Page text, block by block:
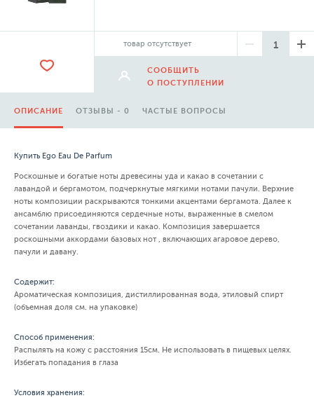
товар отсутствует
СООБЩИТЬ
О ПОСТУПЛЕНИИ
ОПИСАНИЕ ОТЗЫВЫ - 0 ЧАСТЫЕ ВОПРОСЫ
Купить Ego Eau De Parfum
Роскошные и богатые ноты древесины уда и какао в сочетании с
лавандой и бергамотом, подчеркнутые мягкими нотами пачули. Верхние
ноты композиции раскрываются тонкими акцентами бергамота. Далее к
ансамблю присоединяются сердечные ноты, выраженные в смелом
сочетании лаванды, гвоздики и какао. Композиция завершается
роскошными аккордами базовых нот , включающих агаровое дерево,
пачули и давану.
Содержит:
Ароматическая композиция, дистиллированная вода, этиловый спирт
(объемная доля см. на упаковке)
Способ применения:
Распылять на кожу с расстояния 15см. Не использовать в пищевых целях.
Избегать попадания в глаза
Условия хранения: